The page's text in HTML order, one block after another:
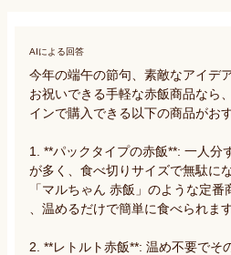
AIによる回答
今年の端午の節句、素敵なアイデ
お祝いできる手軽な赤飯商品なら
インで購入できる以下の商品がお
1. **パックタイプの赤飯**: 一人分
が多く、食べ切りサイズで無駄に
「マルちゃん 赤飯」のような定
、温めるだけで簡単に食べられます
2. **レトルト赤飯**: 温め不要でそ